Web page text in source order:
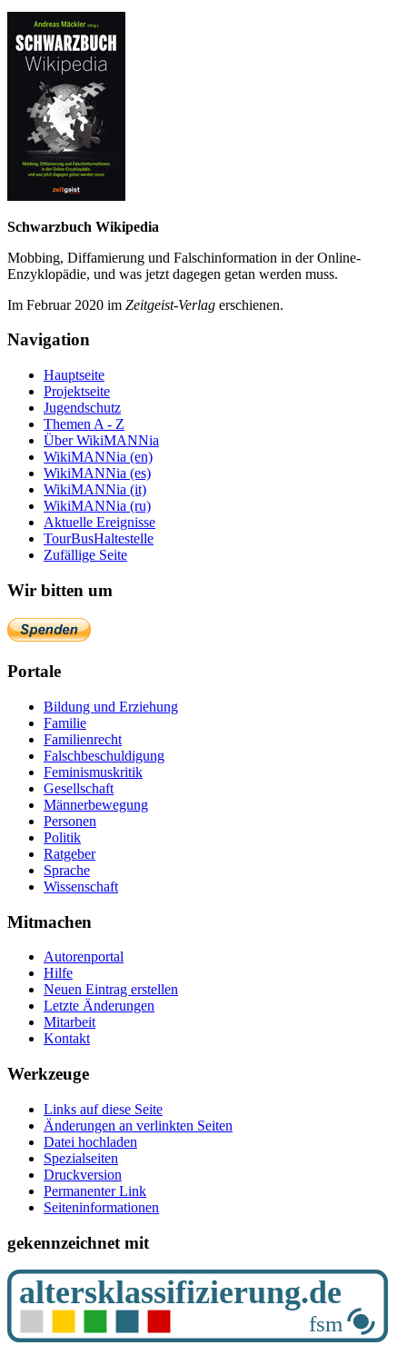
Schwarzbuch Wikipedia
Mobbing, Diffamierung und Falsch­information in der Online-
Enzyklo­pädie, und was jetzt da­gegen getan werden muss.
Im Februar 2020 im Zeit­geist-Verlag erschienen.
Navigation
Hauptseite
Projektseite
Jugendschutz
Themen A - Z
Über WikiMANNia
WikiMANNia (en)
WikiMANNia (es)
WikiMANNia (it)
WikiMANNia (ru)
Aktuelle Ereignisse
TourBusHaltestelle
Zufällige Seite
Wir bitten um
Portale
Bildung und Erziehung
Familie
Familienrecht
Falschbeschuldigung
Feminismuskritik
Gesellschaft
Männerbewegung
Personen
Politik
Ratgeber
Sprache
Wissenschaft
Mitmachen
Autorenportal
Hilfe
Neuen Eintrag erstellen
Letzte Änderungen
Mitarbeit
Kontakt
Werkzeuge
Links auf diese Seite
Änderungen an verlinkten Seiten
Datei hochladen
Spezialseiten
Druckversion
Permanenter Link
Seiten­­informationen
gekennzeichnet mit